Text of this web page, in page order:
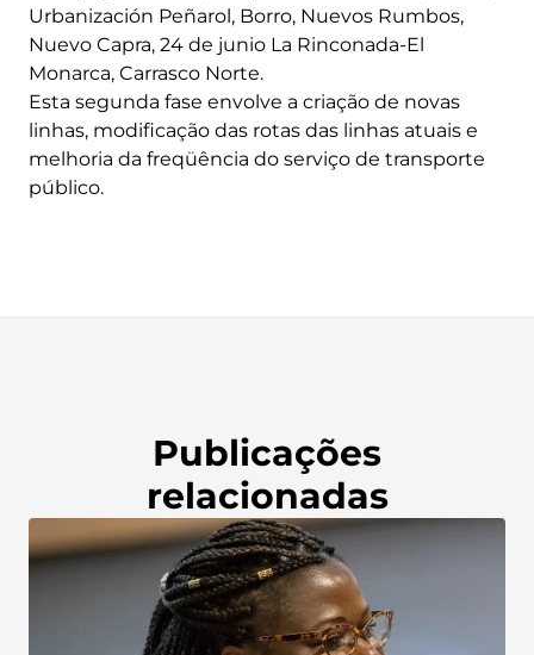
Urbanización Peñarol, Borro, Nuevos Rumbos,
Nuevo Capra, 24 de junio La Rinconada-El
Monarca, Carrasco Norte.
Esta segunda fase envolve a criação de novas
linhas, modificação das rotas das linhas atuais e
melhoria da freqüência do serviço de transporte
público.
Publicações
relacionadas